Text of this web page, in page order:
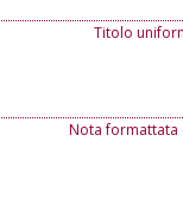
Titolo
Nota formattata